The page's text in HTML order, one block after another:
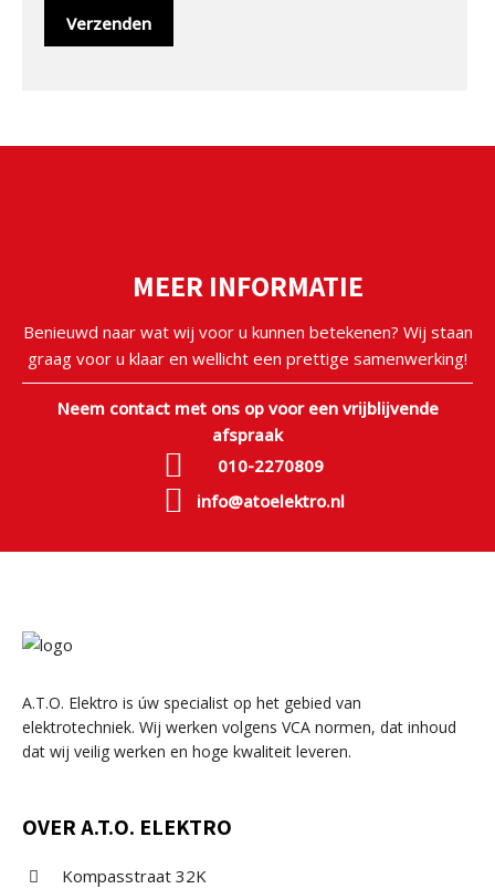
MEER INFORMATIE
Benieuwd naar wat wij voor u kunnen betekenen? Wij staan
graag voor u klaar en wellicht een prettige samenwerking!
Neem contact met ons op voor een vrijblijvende
afspraak
010-2270809
info@atoelektro.nl
A.T.O. Elektro is úw specialist op het gebied van
elektrotechniek. Wij werken volgens VCA normen, dat inhoud
dat wij veilig werken en hoge kwaliteit leveren.
OVER A.T.O. ELEKTRO
Kompasstraat 32K